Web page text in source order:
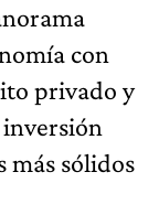
con
privado y
más sólidos